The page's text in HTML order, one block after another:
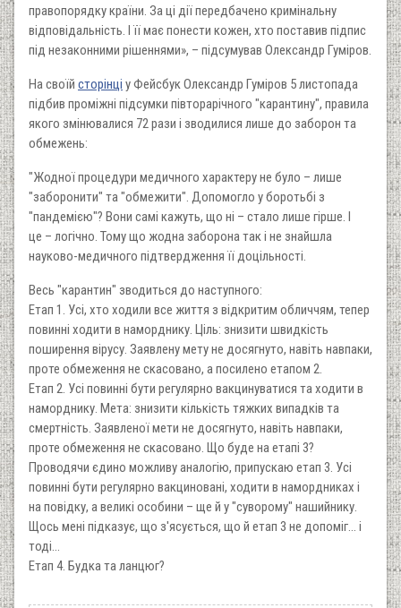
правопорядку країни. За ці дії передбачено кримінальну
відповідальність. І її має понести кожен, хто поставив підпис
під незаконними рішеннями», – підсумував Олександр Гуміров.
На своїй сторінці у Фейсбук Олександр Гуміров 5 листопада
підбив проміжні підсумки півторарічного "карантину", правила
якого змінювалися 72 рази і зводилися лише до заборон та
обмежень:
"Жодної процедури медичного характеру не було – лише
"заборонити" та "обмежити". Допомогло у боротьбі з
"пандемією"? Вони самі кажуть, що ні – стало лише гірше. І
це – логічно. Тому що жодна заборона так і не знайшла
науково-медичного підтвердження її доцільності.
Весь "карантин" зводиться до наступного:
Етап 1. Усі, хто ходили все життя з відкритим обличчям, тепер
повинні ходити в наморднику. Ціль: знизити швидкість
поширення вірусу. Заявлену мету не досягнуто, навіть навпаки,
проте обмеження не скасовано, а посилено етапом 2.
Етап 2. Усі повинні бути регулярно вакцинуватися та ходити в
наморднику. Мета: знизити кількість тяжких випадків та
смертність. Заявленої мети не досягнуто, навіть навпаки,
проте обмеження не скасовано. Що буде на етапі 3?
Проводячи єдино можливу аналогію, припускаю етап 3. Усі
повинні бути регулярно вакциновані, ходити в намордниках і
на повідку, а великі особини – ще й у "суворому" нашийнику.
Щось мені підказує, що з'ясується, що й етап 3 не допоміг... і
тоді...
Етап 4. Будка та ланцюг?